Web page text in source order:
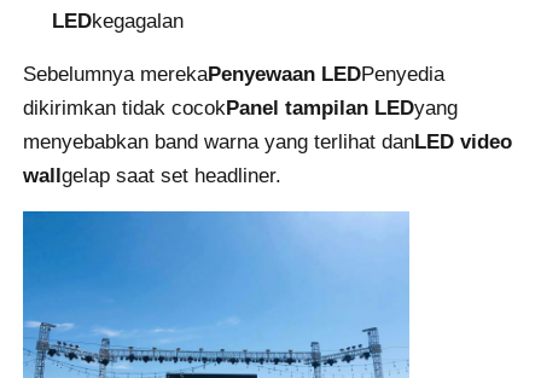
layar dipimpin konser
Sewa layar LED panggung
Tampilan LED transparan
LEDkegagalan
Sebelumnya merekaPenyewaan LEDPenyedia
dikirimkan tidak cocokPanel tampilan LEDyang
menyebabkan band warna yang terlihat danLED video
wallgelap saat set headliner.